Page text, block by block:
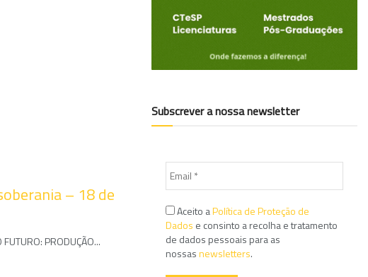
– 18 de
PRODUÇÃO...
Subscrever a nossa newsletter
Aceito aPolítica de Proteção de
Dados e consinto a recolha e tratamento
de dados pessoais para as
nossasnewsletters.